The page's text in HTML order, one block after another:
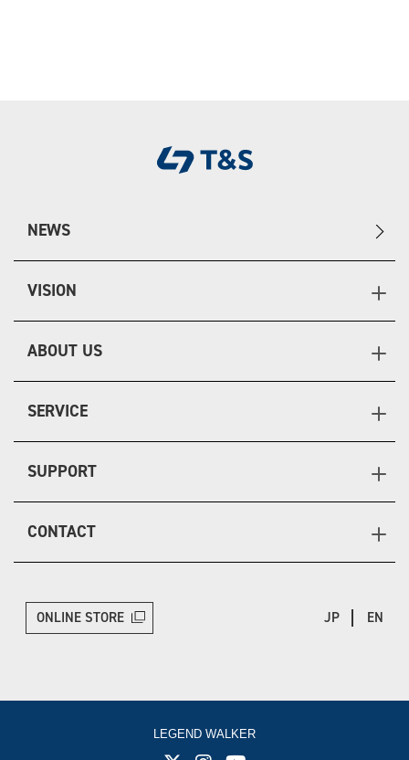
NEWS
VISION
ABOUT US
SERVICE
SUPPORT
CONTACT
ONLINE STORE JP EN
LEGEND WALKER